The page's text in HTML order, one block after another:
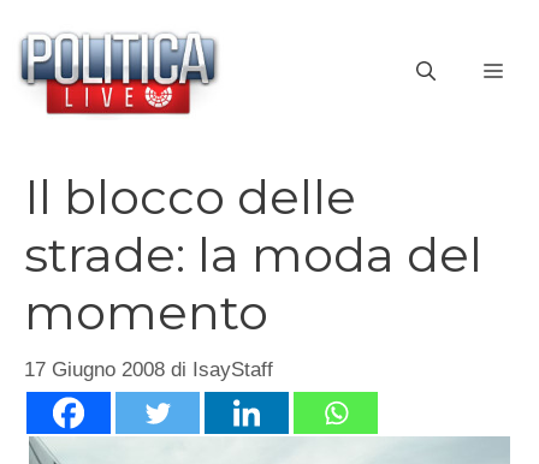
contenuto
Il blocco delle
strade: la moda del
momento
17 Giugno 2008 di IsayStaff